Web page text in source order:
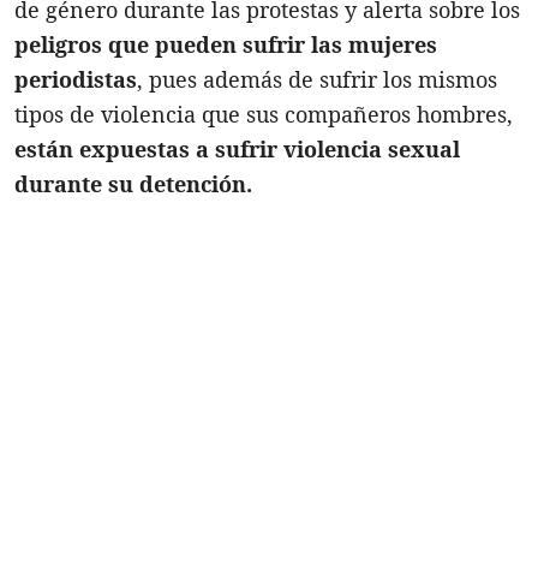
de género durante las protestas y alerta sobre los
peligros que pueden sufrir las mujeres
periodistas, pues además de sufrir los mismos
tipos de violencia que sus compañeros hombres,
están expuestas a sufrir violencia sexual
durante su detención.